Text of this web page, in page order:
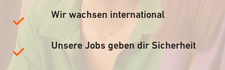
Wir wachsen international
Unsere Jobs geben dir Sicherheit